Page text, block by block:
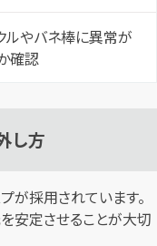
ルやバネ棒に異常が
確認
し方
が採用されています。
安定させることが大切